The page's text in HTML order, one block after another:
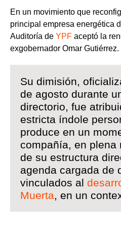
En un movimiento que
principal empresa energética
Auditoría de YPF aceptó la
exgobernador Omar Gutiérrez.
Su dimisión,
de agosto durante
directorio, fue
estricta índole
produce en un
compañía, en plena
de su estructura
agenda cargada de
vinculados al
Muerta, en un